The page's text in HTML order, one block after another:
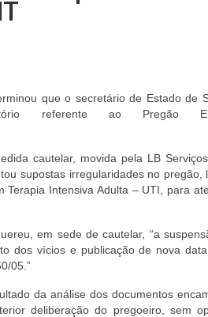
que o secretário de Estado de
referente ao Pregão
cautelar, movida pela LB
supostas irregularidades no pregão,
Intensiva Adulta – UTI, para
em sede de cautelar, “a
dos vícios e publicação de nova
05.”
da análise dos documentos
deliberação do pregoeiro, sem